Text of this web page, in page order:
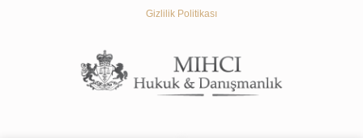
Gizlilik Politikası